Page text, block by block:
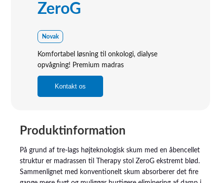
ZeroG
Novak
Komfortabel løsning til onkologi, dialyse
opvågning! Premium madras
Kontakt os
Produktinformation
På grund af tre-lags højteknologisk skum med en åbencellet
struktur er madrassen til Therapy stol ZeroG ekstremt blød.
Sammenlignet med konventionelt skum absorberer det fire